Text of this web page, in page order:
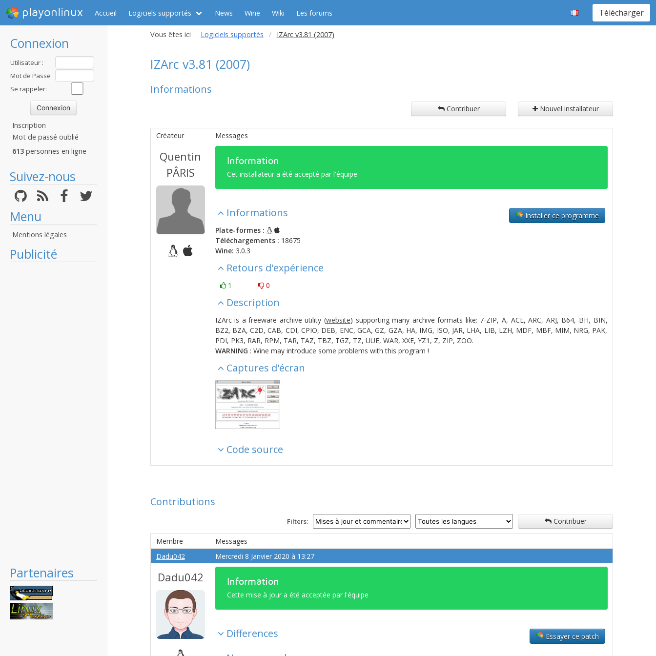
playonlinux Accueil Logiciels supportés News Wine Wiki Les forums Télécharger
Connexion
Utilisateur :
Mot de Passe
:Se rappeler:
Inscription
Mot de passé oublié
613 personnes en ligne
Suivez-nous
Menu
Mentions légales
Publicité
Partenaires
Vous êtes ici Logiciels supportés IZArc v3.81 (2007)
IZArc v3.81 (2007)
Informations
Contribuer Nouvel installateur
Créateur Messages
Quentin
PÂRIS
Information
Cet installateur a été accepté par l'équipe.
Installer ce programme
Informations
Plate-formes :
Téléchargements : 18675
Wine: 3.0.3
Retours d'expérience
1 0
Description
IZArc is a freeware archive utility (website) supporting many archive formats like: 7-ZIP, A, ACE, ARC, ARJ, B64, BH, BIN,
BZ2, BZA, C2D, CAB, CDI, CPIO, DEB, ENC, GCA, GZ, GZA, HA, IMG, ISO, JAR, LHA, LIB, LZH, MDF, MBF, MIM, NRG, PAK,
PDI, PK3, RAR, RPM, TAR, TAZ, TBZ, TGZ, TZ, UUE, WAR, XXE, YZ1, Z, ZIP, ZOO.
WARNING : Wine may introduce some problems with this program !
Captures d'écran
Code source
Contributions
Filters: Contribuer
Membre
Messages
Dadu042
Mercredi 8 Janvier 2020 à 13:27
Dadu042 Information
Cette mise à jour a été acceptée par l'équipe
Essayer ce patch
Differences